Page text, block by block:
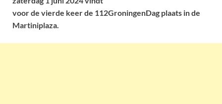
voor de vierde keer de 112GroningenDag plaats in de
Martiniplaza.